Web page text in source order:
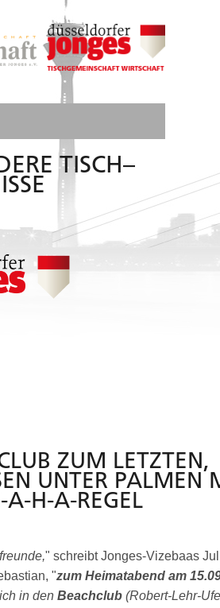
TISCH–
ZUM LETZTEN,
UNTER PALMEN
H-A-REGEL
" schreibt Jonges-Vizebaas
"zum Heimatabend am
in den Beachclub (Robert-Lehr-